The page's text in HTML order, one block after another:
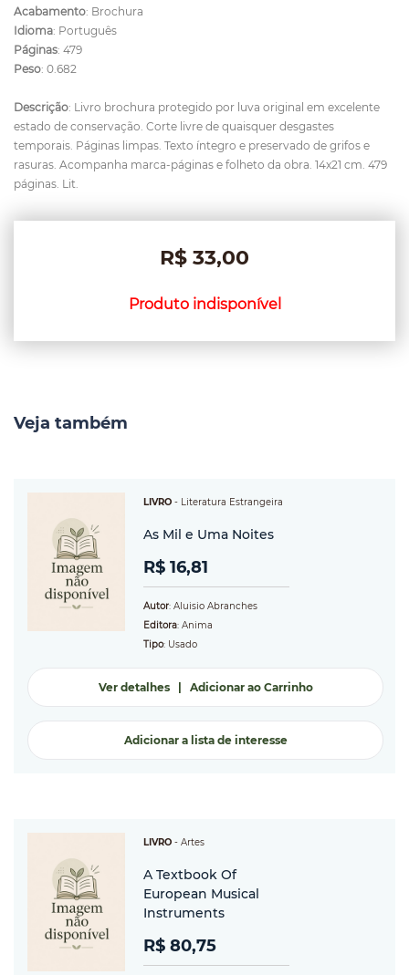
Acabamento: Brochura
Idioma: Português
Páginas: 479
Peso: 0.682
Descrição: Livro brochura protegido por luva original em excelente
estado de conservação. Corte livre de quaisquer desgastes
temporais. Páginas limpas. Texto íntegro e preservado de grifos e
rasuras. Acompanha marca-páginas e folheto da obra. 14x21 cm. 479
páginas. Lit.
R$ 33,00
Produto indisponível
Veja também
LIVRO - Literatura Estrangeira
As Mil e Uma Noites
R$ 16,81
Autor: Aluisio Abranches
Editora: Anima
Tipo: Usado
Ver detalhes| Adicionar ao Carrinho
Adicionar a lista de interesse
LIVRO - Artes
A Textbook Of
European Musical
Instruments
R$ 80,75